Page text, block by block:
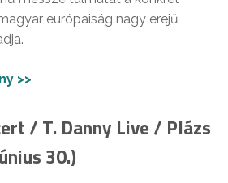
európaiság nagy erejű
>>
/ T. Danny Live / Plázs
30.)